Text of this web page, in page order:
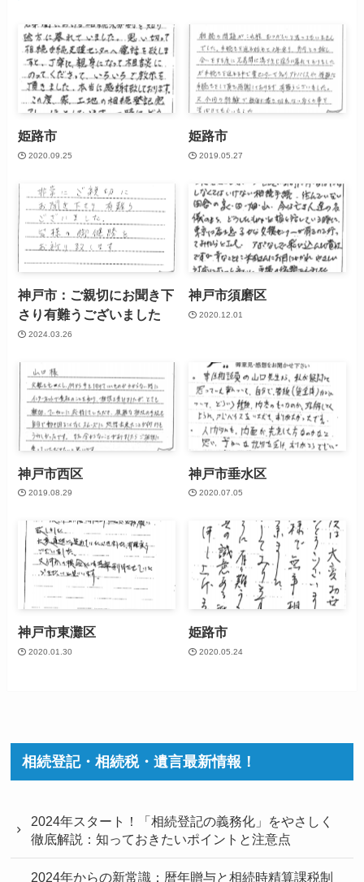
姫路市
2020.09.25
姫路市
2019.05.27
神戸市：ご親切にお聞き下
さり有難うございました
2024.03.26
神戸市須磨区
2020.12.01
神戸市西区
2019.08.29
神戸市垂水区
2020.07.05
神戸市東灘区
2020.01.30
姫路市
2020.05.24
相続登記・相続税・遺言最新情報！
2024年スタート！「相続登記の義務化」をやさしく
徹底解説：知っておきたいポイントと注意点
2024年からの新常識：暦年贈与と相続時精算課税制